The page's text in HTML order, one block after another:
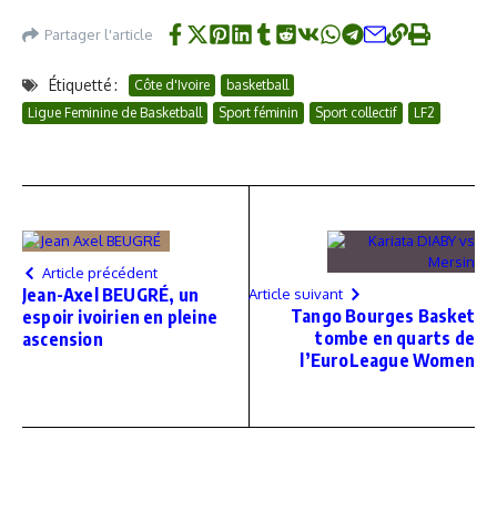
Partager l'article
Étiquetté : Côte d'Ivoire
basketball
Ligue Feminine de Basketball
Sport féminin Sport collectif LF2
Article précédent
Jean-Axel BEUGRÉ, un
espoir ivoirien en pleine
ascension
Article suivant
Tango Bourges Basket
tombe en quarts de
l’EuroLeague Women